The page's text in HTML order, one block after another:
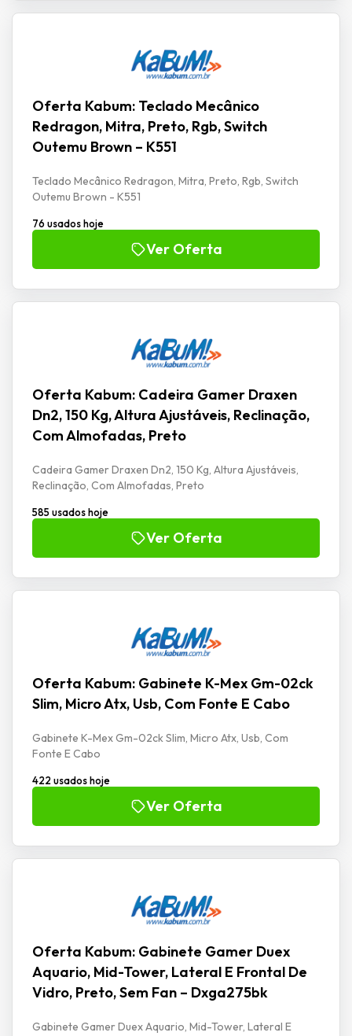
Oferta Kabum: Teclado Mecânico
Redragon, Mitra, Preto, Rgb, Switch
Outemu Brown – K551
Teclado Mecânico Redragon, Mitra, Preto, Rgb, Switch
Outemu Brown - K551
76 usados hoje
Ver Oferta
Oferta Kabum: Cadeira Gamer Draxen
Dn2, 150 Kg, Altura Ajustáveis, Reclinação,
Com Almofadas, Preto
Cadeira Gamer Draxen Dn2, 150 Kg, Altura Ajustáveis,
Reclinação, Com Almofadas, Preto
585 usados hoje
Ver Oferta
Oferta Kabum: Gabinete K-Mex Gm-02ck
Slim, Micro Atx, Usb, Com Fonte E Cabo
Gabinete K-Mex Gm-02ck Slim, Micro Atx, Usb, Com
Fonte E Cabo
422 usados hoje
Ver Oferta
Oferta Kabum: Gabinete Gamer Duex
Aquario, Mid-Tower, Lateral E Frontal De
Vidro, Preto, Sem Fan – Dxga275bk
Gabinete Gamer Duex Aquario, Mid-Tower, Lateral E